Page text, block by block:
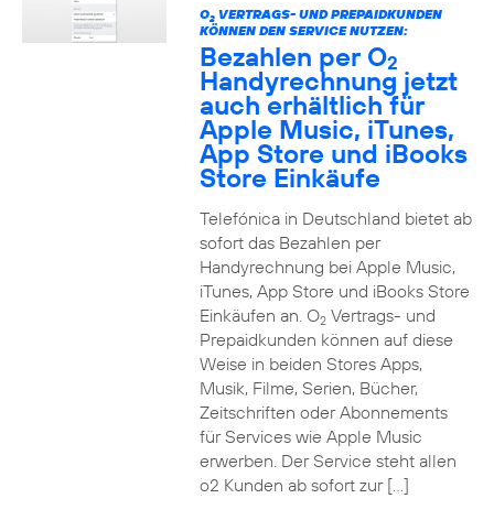
O2VERTRAGS- UND PREPAIDKUNDEN
KÖNNEN DEN SERVICE NUTZEN:
Bezahlen per O2
Handyrechnung jetzt
auch erhältlich für
Apple Music, iTunes,
App Store und iBooks
Store Einkäufe
Telefónica in Deutschland bietet ab
sofort das Bezahlen per
Handyrechnung bei Apple Music,
iTunes, App Store und iBooks Store
Einkäufen an. O2Vertrags- und
Prepaidkunden können auf diese
Weise in beiden Stores Apps,
Musik, Filme, Serien, Bücher,
Zeitschriften oder Abonnements
für Services wie Apple Music
erwerben. Der Service steht allen
o2 Kunden ab sofort zur […]